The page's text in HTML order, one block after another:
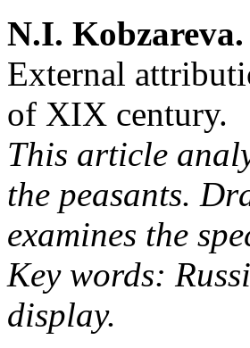
N.I. Kobzareva.
External
of XIX century.
This article
the peasants.
examines the
Key words:
display.